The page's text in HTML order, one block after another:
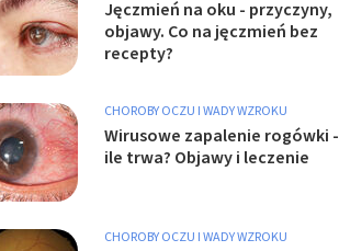
Jęczmień na oku - przyczyny,
objawy. Co na jęczmień bez
recepty?
CHOROBY OCZU I WADY WZROKU
Wirusowe zapalenie rogówki -
ile trwa? Objawy i leczenie
CHOROBY OCZU I WADY WZROKU